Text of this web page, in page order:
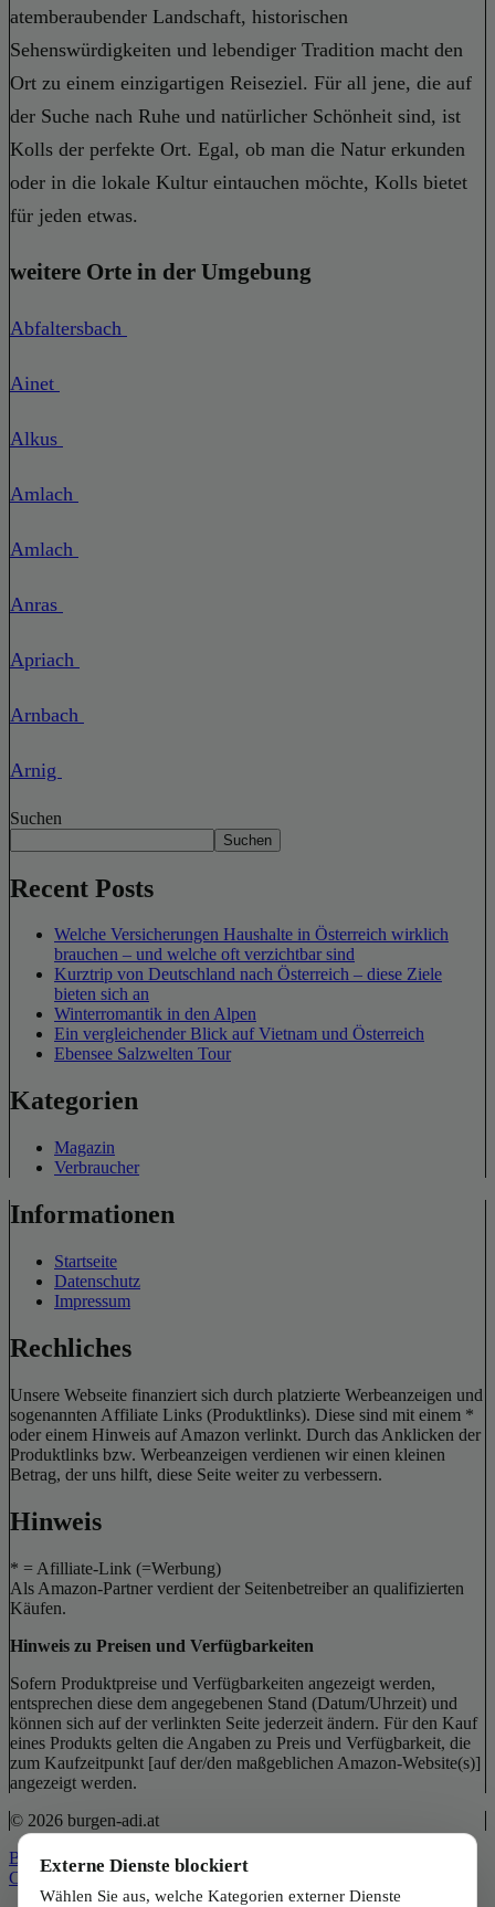
atemberaubender Landschaft, historischen
Sehenswürdigkeiten und lebendiger Tradition macht den
Ort zu einem einzigartigen Reiseziel. Für all jene, die auf
der Suche nach Ruhe und natürlicher Schönheit sind, ist
Kolls der perfekte Ort. Egal, ob man die Natur erkunden
oder in die lokale Kultur eintauchen möchte, Kolls bietet
für jeden etwas.
weitere Orte in der Umgebung
Abfaltersbach
Ainet
Alkus
Amlach
Amlach
Anras
Apriach
Arnbach
Arnig
Suchen
Suchen
Recent Posts
Welche Versicherungen Haushalte in Österreich wirklich
brauchen – und welche oft verzichtbar sind
Kurztrip von Deutschland nach Österreich – diese Ziele
bieten sich an
Winterromantik in den Alpen
Ein vergleichender Blick auf Vietnam und Österreich
Ebensee Salzwelten Tour
Kategorien
Magazin
Verbraucher
Informationen
Startseite
Datenschutz
Impressum
Rechliches
Unsere Webseite finanziert sich durch platzierte Werbeanzeigen und
sogenannten Affiliate Links (Produktlinks). Diese sind mit einem *
oder einem Hinweis auf Amazon verlinkt. Durch das Anklicken der
Produktlinks bzw. Werbeanzeigen verdienen wir einen kleinen
Betrag, der uns hilft, diese Seite weiter zu verbessern.
Hinweis
* = Afilliate-Link (=Werbung)
Als Amazon-Partner verdient der Seitenbetreiber an qualifizierten
Käufen.
Hinweis zu Preisen und Verfügbarkeiten
Sofern Produktpreise und Verfügbarkeiten angezeigt werden,
entsprechen diese dem angegebenen Stand (Datum/Uhrzeit) und
können sich auf der verlinkten Seite jederzeit ändern. Für den Kauf
eines Produkts gelten die Angaben zu Preis und Verfügbarkeit, die
zum Kaufzeitpunkt [auf der/den maßgeblichen Amazon-Website(s)]
angezeigt werden.
© 2026 burgen-adi.at
Back to Top
Close
Externe Dienste blockiert
Wählen Sie aus, welche Kategorien externer Dienste